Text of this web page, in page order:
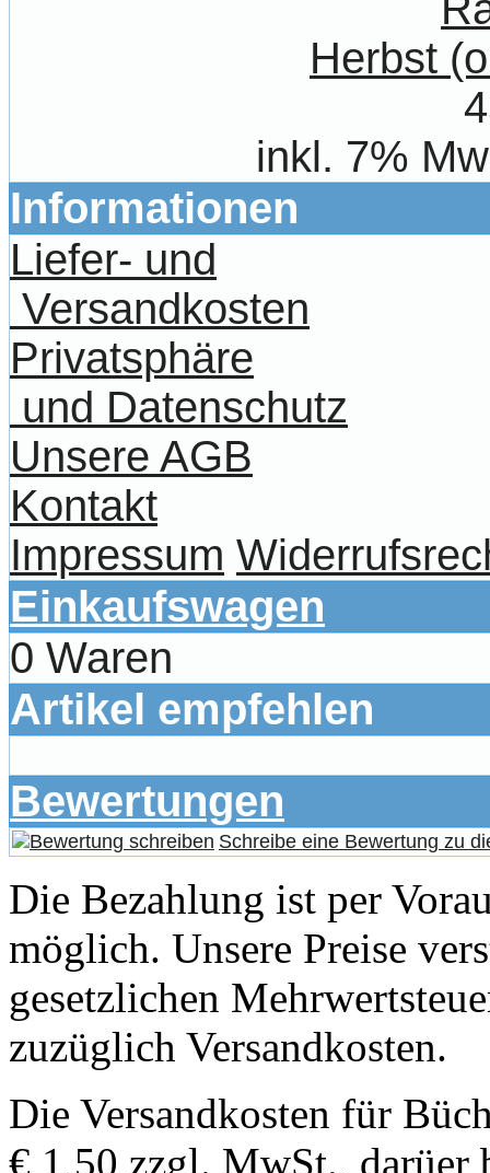
Herbst
inkl. 7%
Informationen
Liefer- und
Versandkosten
Privatsphäre
und Datenschutz
Unsere AGB
Kontakt
Impressum
Einkaufswagen
0 Waren
Artikel empfehlen
Bewertungen
Schreibe eine Bewertung zu
Die Bezahlung ist per
möglich. Unsere Preise
gesetzlichen
zuzüglich Versandkosten.
Die Versandkosten für
€ 1,50 zzgl. MwSt., darüer